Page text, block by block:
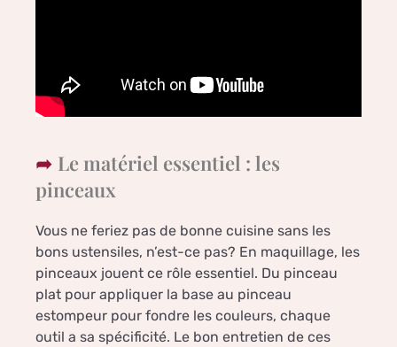
Le matériel essentiel : les
pinceaux
Vous ne feriez pas de bonne cuisine sans les
bons ustensiles, n’est-ce pas? En maquillage, les
pinceaux jouent ce rôle essentiel. Du pinceau
plat pour appliquer la base au pinceau
estompeur pour fondre les couleurs, chaque
outil a sa spécificité. Le bon entretien de ces